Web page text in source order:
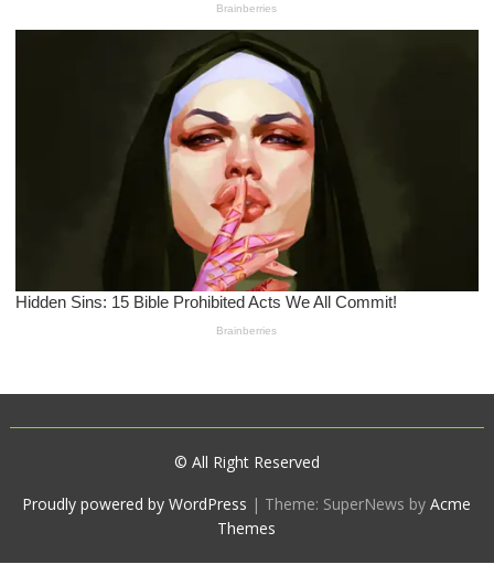
© All Right Reserved
Proudly powered by WordPress | Theme: SuperNews byAcme
Themes